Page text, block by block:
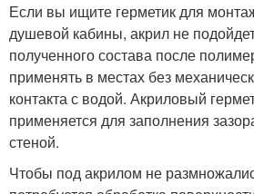
Если вы ищите герметик для
душевой кабины, акрил не
полученного состава после
применять в местах без
контакта с водой. Акриловый
применяется для заполнения
стеной.
Чтобы под акрилом не